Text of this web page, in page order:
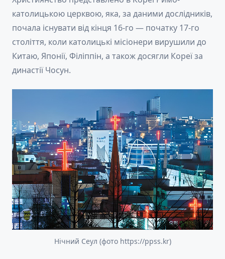
католицькою церквою, яка, за даними дослідників,
почала існувати від кінця 16-го — початку 17-го
століття, коли католицькі місіонери вирушили до
Китаю, Японії, Філіппін, а також досягли Кореї за
династії Чосун.
Нічний Сеул (фото https://ppss.kr)